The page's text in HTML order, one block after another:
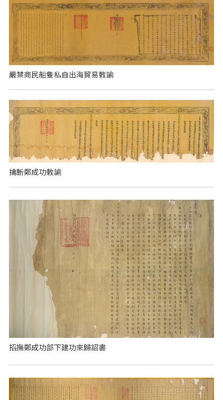
嚴禁商民船隻私自出海貿易敕諭
擒斬鄭成功敕諭
招撫鄭成功部下建功來歸詔書